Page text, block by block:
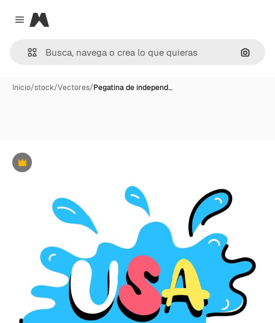
Close menu
Magnific
Inicio/stock/Vectores/Pegatina de independ…
Premium